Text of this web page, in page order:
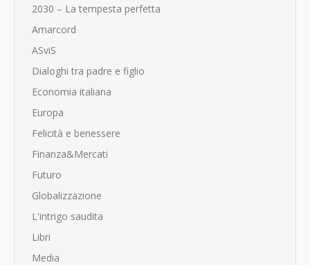
2030 – La tempesta perfetta
Amarcord
ASviS
Dialoghi tra padre e figlio
Economia italiana
Europa
Felicità e benessere
Finanza&Mercati
Futuro
Globalizzazione
L'intrigo saudita
Libri
Media